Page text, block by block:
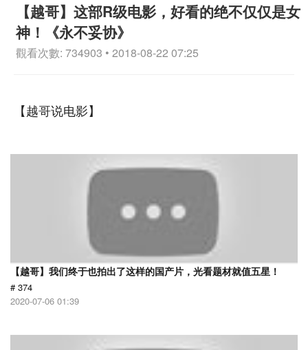
【越哥】这部R级电影，好看的绝不仅仅是女
神！《永不妥协》
觀看次數: 734903 • 2018-08-22 07:25
【越哥说电影】
【越哥】我们终于也拍出了这样的国产片，光看题材就值五星！
# 374
2020-07-06 01:39